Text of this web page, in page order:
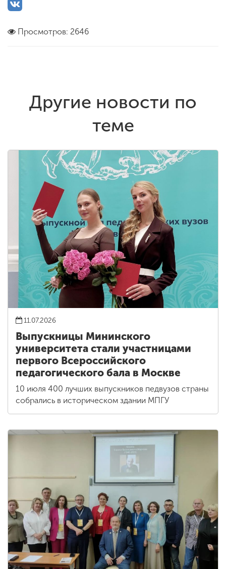
Просмотров: 2646
Другие новости по
теме
11.07.2026
Выпускницы Мининского
университета стали участницами
первого Всероссийского
педагогического бала в Москве
10 июля 400 лучших выпускников педвузов страны
собрались в историческом здании МПГУ